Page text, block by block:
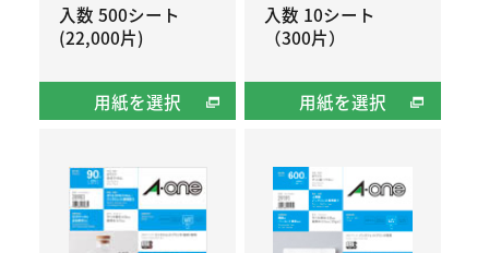
入数 500シート
(22,000片)
用紙を選択
入数 10シート
（300片）
用紙を選択